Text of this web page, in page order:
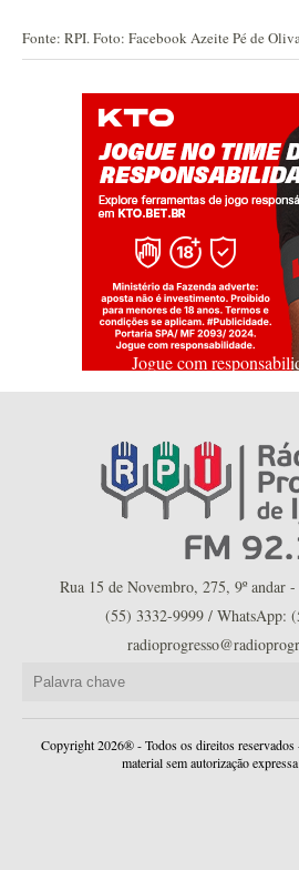
Fonte: RPI. Foto: Facebook Azeite Pé de
Jogue com
Rua 15 de Novembro, 275, 9º
(55) 3332-9999 / WhatsApp:
Copyright 2026® - Todos os direitos
material sem autorização